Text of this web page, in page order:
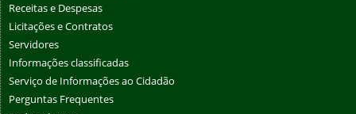
Receitas e Despesas
Licitações e Contratos
Servidores
Informações classificadas
Serviço de Informações ao Cidadão
Perguntas Frequentes